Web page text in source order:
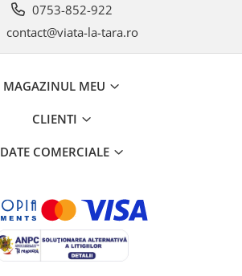
0753-852-922
contact@viata-la-tara.ro
MAGAZINUL MEU
CLIENTI
DATE COMERCIALE